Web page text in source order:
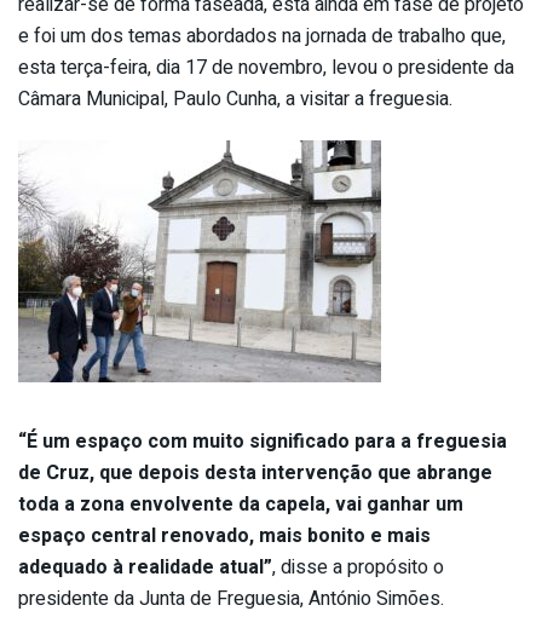
e foi um dos temas abordados na jornada de trabalho que,
esta terça-feira, dia 17 de novembro, levou o presidente da
Câmara Municipal, Paulo Cunha, a visitar a freguesia.
“É um espaço com muito significado para a freguesia
de Cruz, que depois desta intervenção que abrange
toda a zona envolvente da capela, vai ganhar um
espaço central renovado, mais bonito e mais
adequado à realidade atual”, disse a propósito o
presidente da Junta de Freguesia, António Simões.